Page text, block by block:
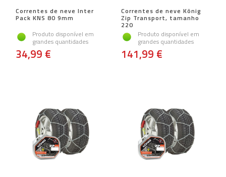
Correntes de neve Inter
Pack KNS 80 9mm
Produto disponível em
grandes quantidades
34,99 €
Correntes de neve König
Zip Transport, tamanho
220
Produto disponível em
grandes quantidades
141,99 €